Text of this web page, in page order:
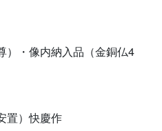
）・像内納入品（金銅仏4
置）快慶作